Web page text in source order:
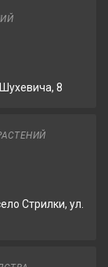
8
Стрилки, ул.